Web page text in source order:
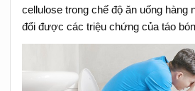
cellulose trong chế độ ăn uống hàng
đổi được các triệu chứng của táo